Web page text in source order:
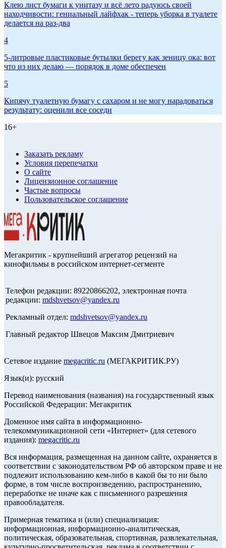
Клею лист бумаги к унитазу и всё лето радуюсь своей
находчивости: гениальный лайфхак - теперь уборка в туалете
делается на раз-два
4
5-литровые пластиковые бутылки берегу как зеницу ока: вот
что из них делаю — порядок в доме обеспечен
5
Кипячу туалетную бумагу с сахаром и не могу нарадоваться
результату: оценили все соседи
16+
Заказать рекламу
Условия перепечатки
О сайте
Лицензионное соглашение
Частые вопросы
Пользовательское соглашение
Мегакритик - крупнейший агрегатор рецензий на
кинофильмы в российском интернет-сегменте
Телефон редакции: 89220866202, электронная почта
редакции: mdshvetsov@yandex.ru
Рекламный отдел: mdshvetsov@yandex.ru
Главный редактор Швецов Максим Дмитриевич
Сетевое издание megacritic.ru (МЕГАКРИТИК.РУ)
Язык(и): русский
Перевод наименования (названия) на государственный язык
Российской Федерации: Мегакритик
Доменное имя сайта в информационно-
телекоммуникационной сети «Интернет» (для сетевого
издания): megacritic.ru
Вся информация, размещенная на данном сайте, охраняется в
соответствии с законодательством РФ об авторском праве и не
подлежит использованию кем-либо в какой бы то ни было
форме, в том числе воспроизведению, распространению,
переработке не иначе как с письменного разрешения
правообладателя.
Примерная тематика и (или) специализация:
информационная, информационно-аналитическая,
политическая, образовательная, спортивная, развлекательная,